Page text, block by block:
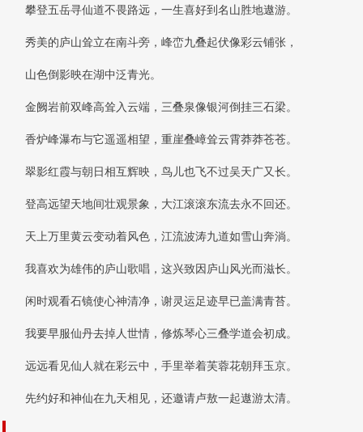
攀登五岳寻仙道不畏路远，一生喜好到名山胜地遨游。
秀美的庐山耸立在南斗旁，峰峦九叠起伏像彩云铺张，
山色倒影映在湖中泛青光。
金阙岩前双峰高耸入云端，三叠泉像银河倒挂三石梁。
香炉峰瀑布与它遥遥相望，重崖叠嶂耸云霄莽莽苍苍。
翠影红霞与朝日相互辉映，鸟儿也飞不过吴天广又长。
登高远望天地间壮观景象，大江滚滚东流去永不回还。
天上万里黄云变动着风色，江流波涛九道如雪山奔淌。
我喜欢为雄伟的庐山歌唱，这兴致因庐山风光而滋长。
闲时观看石镜使心神清净，谢灵运足迹早已盖满青苔。
我要早服仙丹去掉人世情，修炼琴心三叠学道会初成。
远远看见仙人就在彩云中，手里举着芙蓉花朝拜玉京。
先约好和神仙在九天相见，还邀请卢敖一起遨游太清。